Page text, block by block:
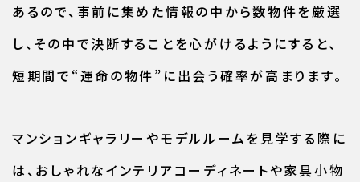
あるので、事前に集めた情報の中から数物件を厳選
し、その中で決断することを心がけるようにすると、
短期間で“運命の物件”に出会う確率が高まります。
マンションギャラリーやモデルルームを見学する際に
は、おしゃれなインテリアコーディネートや家具小物